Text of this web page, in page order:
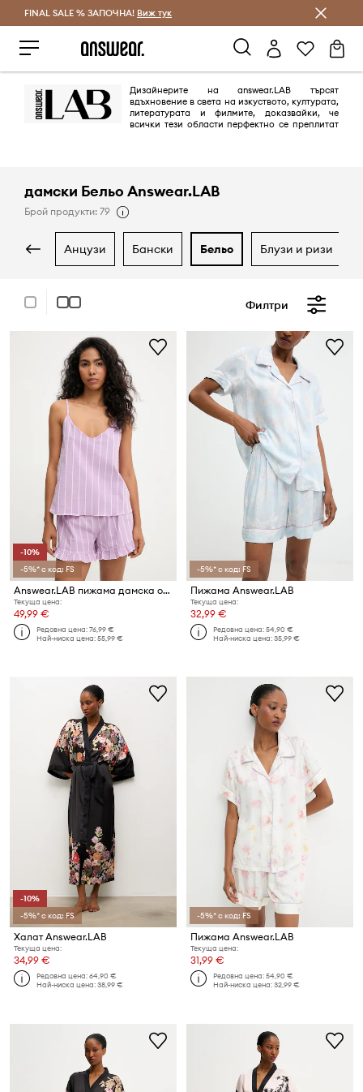
Спестявай с Answear Club
FINAL SALE % ЗАПОЧНА! Виж тук
Дизайнерите на answear.LAB търсят
вдъхновение в света на изкуството, културата,
литературата и филмите, доказвайки, че
всички тези области перфектно се преплитат
дамски Бельо Answear.LAB
Брой продукти: 79
анцузи бански бельо блузи и ризи
Филтри
-10%
-5%* с код: FS
Answear.LAB пижама дамска от памук
Текуща цена:
49,99 €
Редовна цена:76,99 €
Най-ниска цена:55,99 €
-5%* с код: FS
Пижама Answear.LAB
Текуща цена:
32,99 €
Редовна цена:54,90 €
Най-ниска цена:35,99 €
-10%
-5%* с код: FS
Халат Answear.LAB
Текуща цена:
34,99 €
Редовна цена:64,90 €
Най-ниска цена:38,99 €
-5%* с код: FS
Пижама Answear.LAB
Текуща цена:
31,99 €
Редовна цена:54,90 €
Най-ниска цена:32,99 €